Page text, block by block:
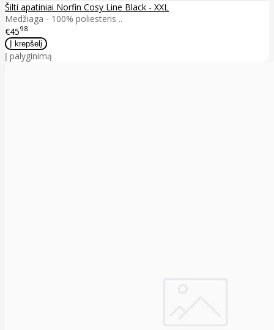
Šilti apatiniai Norfin Cosy Line Black - XXL
Medžiaga - 100% poliesteris ..
€4598
Į palyginimą